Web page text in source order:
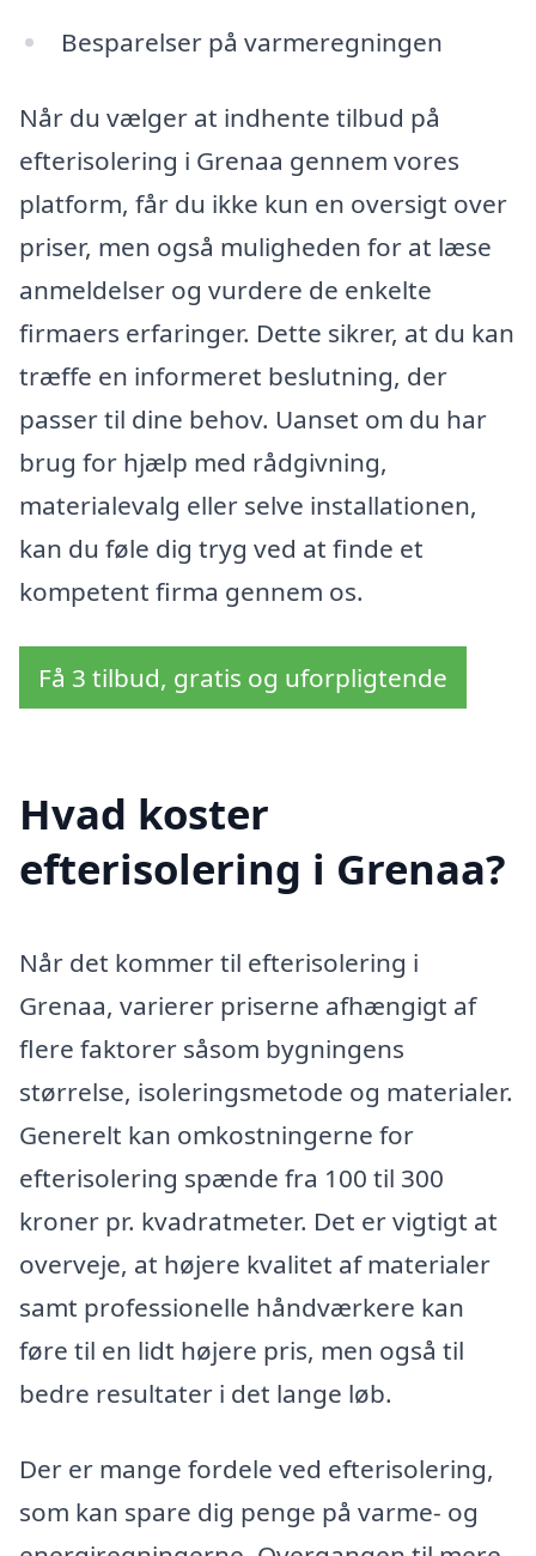
Besparelser på varmeregningen
Når du vælger at indhente tilbud på
efterisolering i Grenaa gennem vores
platform, får du ikke kun en oversigt over
priser, men også muligheden for at læse
anmeldelser og vurdere de enkelte
firmaers erfaringer. Dette sikrer, at du kan
træffe en informeret beslutning, der
passer til dine behov. Uanset om du har
brug for hjælp med rådgivning,
materialevalg eller selve installationen,
kan du føle dig tryg ved at finde et
kompetent firma gennem os.
Få 3 tilbud, gratis og uforpligtende
Hvad koster
efterisolering i Grenaa?
Når det kommer til efterisolering i
Grenaa, varierer priserne afhængigt af
flere faktorer såsom bygningens
størrelse, isoleringsmetode og materialer.
Generelt kan omkostningerne for
efterisolering spænde fra 100 til 300
kroner pr. kvadratmeter. Det er vigtigt at
overveje, at højere kvalitet af materialer
samt professionelle håndværkere kan
føre til en lidt højere pris, men også til
bedre resultater i det lange løb.
Der er mange fordele ved efterisolering,
som kan spare dig penge på varme- og